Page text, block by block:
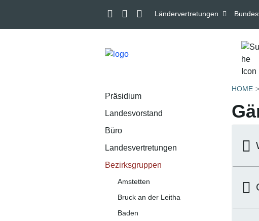
Ländervertretungen
Präsidium
Landesvorstand
Büro
Landesvertretungen
Bezirksgruppen
Amstetten
Bruck an der Leitha
Baden
HOME